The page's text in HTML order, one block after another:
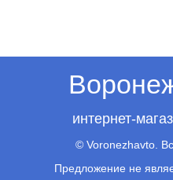
интернет-
© Voronezhavto.
Предложение не